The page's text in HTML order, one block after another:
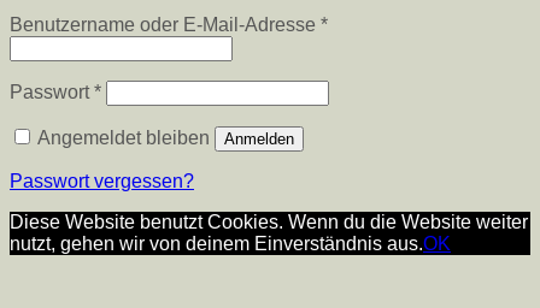
Benutzername oder E-Mail-Adresse *Erforderlich
Passwort*Erforderlich
Angemeldet bleiben Anmelden
Passwort vergessen?
Diese Website benutzt Cookies. Wenn du die Website weiter
nutzt, gehen wir von deinem Einverständnis aus.OK